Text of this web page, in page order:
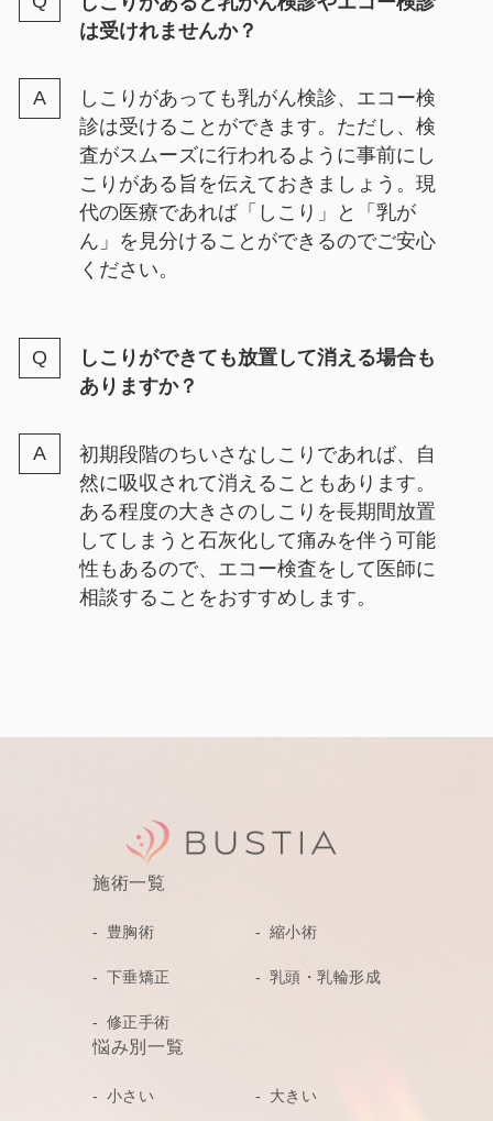
は受けれませんか？
しこりがあっても乳がん検診、エコー検
診は受けることができます。ただし、検
査がスムーズに行われるように事前にし
こりがある旨を伝えておきましょう。現
代の医療であれば「しこり」と「乳が
ん」を見分けることができるのでご安心
ください。
しこりができても放置して消える場合も
ありますか？
初期段階のちいさなしこりであれば、自
然に吸収されて消えることもあります。
ある程度の大きさのしこりを長期間放置
してしまうと石灰化して痛みを伴う可能
性もあるので、エコー検査をして医師に
相談することをおすすめします。
施術一覧
豊胸術 縮小術
下垂矯正 乳頭・乳輪形成
修正手術
悩み別一覧
小さい 大きい